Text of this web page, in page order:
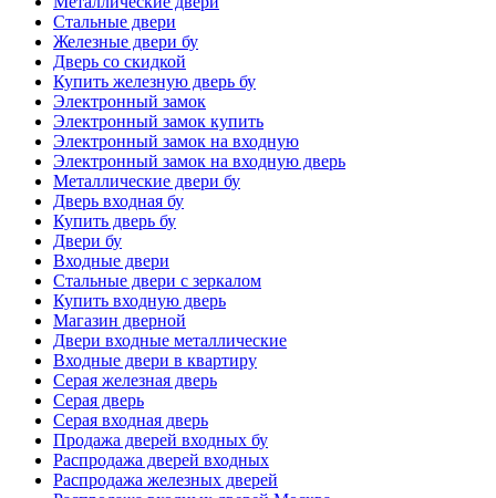
Стальные двери
Железные двери бу
Дверь со скидкой
Купить железную дверь бу
Электронный замок
Электронный замок купить
Электронный замок на входную
Электронный замок на входную дверь
Металлические двери бу
Дверь входная бу
Купить дверь бу
Двери бу
Входные двери
Стальные двери с зеркалом
Купить входную дверь
Магазин дверной
Двери входные металлические
Входные двери в квартиру
Серая железная дверь
Серая дверь
Серая входная дверь
Продажа дверей входных бу
Распродажа дверей входных
Распродажа железных дверей